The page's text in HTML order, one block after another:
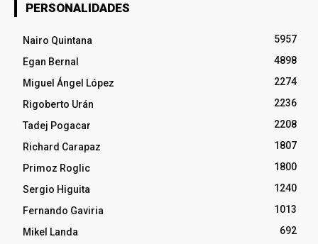
PERSONALIDADES
Nairo Quintana
5957
Egan Bernal
4898
Miguel Ángel López
2274
Rigoberto Urán
2236
Tadej Pogacar
2208
Richard Carapaz
1807
Primoz Roglic
1800
Sergio Higuita
1240
Fernando Gaviria
1013
Mikel Landa
692